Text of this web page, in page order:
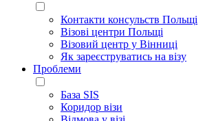
Контакти консульств Польщі
Візові центри Польщі
Візовий центр у Вінниці
Як зареєструватись на візу
Проблеми
База SIS
Коридор візи